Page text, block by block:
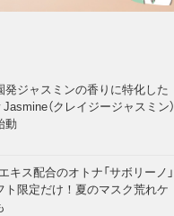
発ジャスミンの香りに特化した
（クレイジージャスミン）
動
キス配合のオトナ「サボリーノ」
ト限定だけ！夏のマスク荒れケ